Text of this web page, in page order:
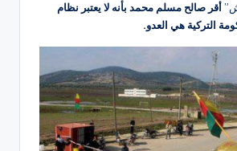
أقر صالح مسلم محمد بأنه لا يعتبر نظام
التركية هي العدو.